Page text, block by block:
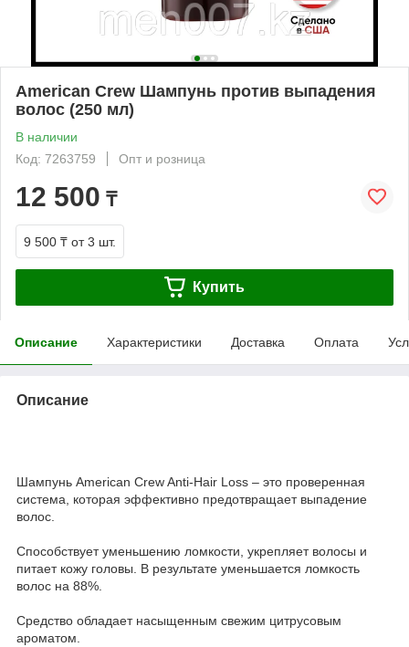
American Crew Шампунь против выпадения
волос (250 мл)
В наличии
Код: 7263759
Опт и розница
12 500 ₸
9 500 ₸ от 3 шт.
Купить
Описание Характеристики Доставка Оплата
Описание
Шампунь American Crew Anti-Hair Loss – это проверенная
система, которая эффективно предотвращает выпадение
волос.
Способствует уменьшению ломкости, укрепляет волосы и
питает кожу головы. В результате уменьшается ломкость
волос на 88%.
Средство обладает насыщенным свежим цитрусовым
ароматом.